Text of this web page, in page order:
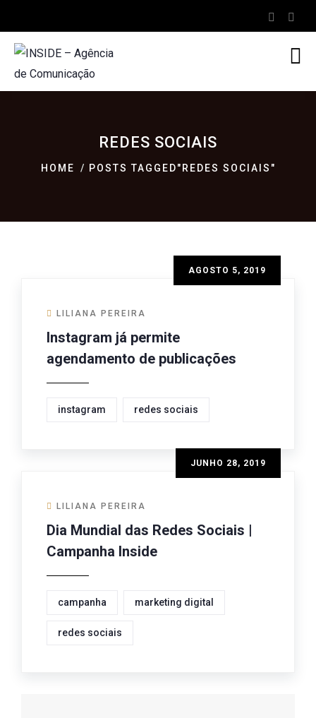
REDES SOCIAIS
HOME POSTS TAGGED"REDES SOCIAIS"
AGOSTO 5, 2019
LILIANA PEREIRA
Instagram já permite
agendamento de publicações
instagram redes sociais
JUNHO 28, 2019
LILIANA PEREIRA
Dia Mundial das Redes Sociais |
Campanha Inside
campanha marketing digital
redes sociais